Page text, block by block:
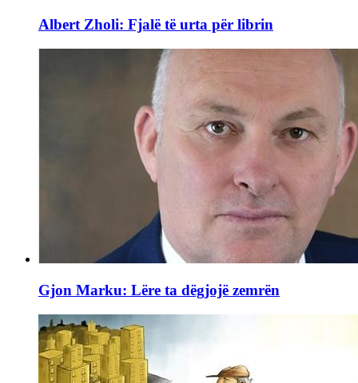
Albert Zholi: Fjalë të urta për librin
Gjon Marku: Lëre ta dëgjojë zemrën